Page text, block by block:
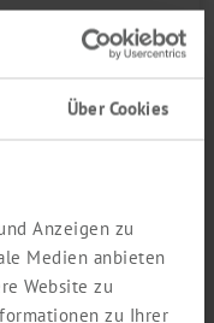
Über Cookies
Anzeigen zu
Medien anbieten
Website zu
zu Ihrer